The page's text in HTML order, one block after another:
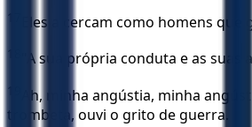
17 Eles a cercam como homens
18 "A sua própria conduta e as
19
Ah, minha angústia, minha
trombeta, ouvi o grito de guerra.